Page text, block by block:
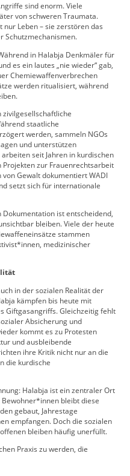
sind enorm. Viele
von schweren Traumata.
Leben – sie zerstören das
Schutzmechanismen.
in Halabja Denkmäler für
es ein lautes „nie wieder“ gab,
Chemiewaffenverbrechen
werden ritualisiert, während
zivilgesellschaftliche
staatliche
werden, sammeln NGOs
und unterstützen
seit Jahren in kurdischen
Projekten zur Frauenrechtsarbeit
Gewalt dokumentiert WADI
setzt sich für internationale
ist entscheidend,
bleiben. Viele der heute
stammen
medizinischer
in der sozialen Realität der
kämpfen bis heute mit
Giftgasangriffs. Gleichzeitig fehlt
Absicherung und
kommt es zu Protesten
und ausbleibende
ihre Kritik nicht nur an die
die kurdische
Halabja ist ein zentraler Ort
bleibt diese
gebaut, Jahrestage
empfangen. Doch die sozialen
bleiben häufig unerfüllt.
Praxis zu werden, die